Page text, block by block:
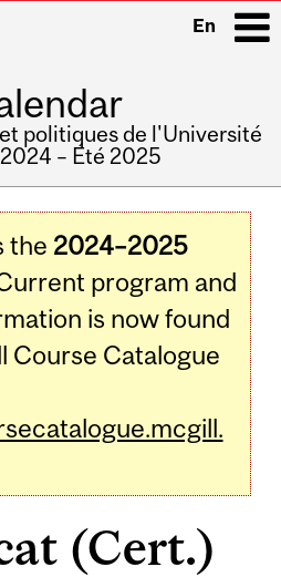
En
politiques de l'Université
– Été 2025
the 2024–2025
program and
is now found
Course Catalogue
(Cert.)